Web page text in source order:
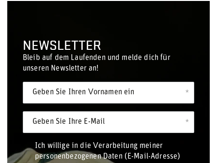
NEWSLETTER
Bleib auf dem Laufenden und melde dich für
unseren Newsletter an!
Geben Sie Ihren Vornamen ein
Geben Sie Ihre E-Mail
Ich willige in die Verarbeitung meiner
personenbezogenen Daten (E-Mail-Adresse)